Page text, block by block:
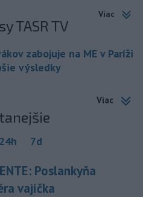
Viac
TASR TV
zabojuje na ME v Paríži
výsledky
Viac
24h 7d
Poslankyňa
vajíčka